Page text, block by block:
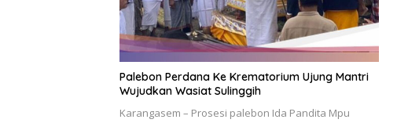
Palebon Perdana Ke Krematorium Ujung Mantri
Wujudkan Wasiat Sulinggih
Karangasem – Prosesi palebon Ida Pandita Mpu